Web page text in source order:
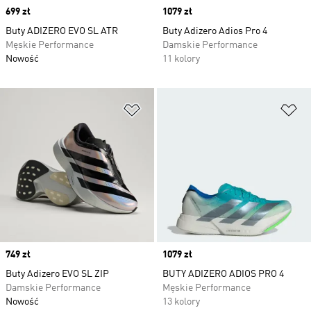
Price
699 zł
Buty ADIZERO EVO SL ATR
Męskie Performance
Nowość
Price
1079 zł
Buty Adizero Adios Pro 4
Damskie Performance
11 kolory
Price
749 zł
Buty Adizero EVO SL ZIP
Damskie Performance
Nowość
Price
1079 zł
BUTY ADIZERO ADIOS PRO 4
Męskie Performance
13 kolory